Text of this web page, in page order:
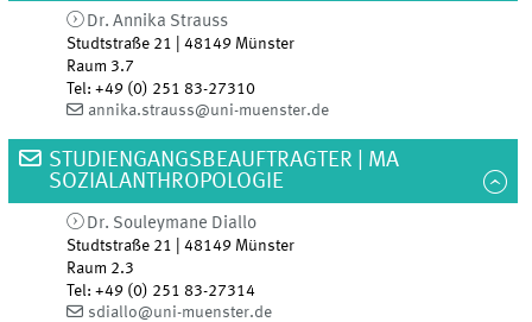
Dr. Annika Strauss
Studtstraße 21 | 48149 Münster
Raum 3.7
Tel:+49 (0) 251 83-27310
annika.strauss@uni-muenster.de
STUDIENGANGSBEAUFTRAGTER | MA
SOZIALANTHROPOLOGIE
Dr. Souleymane Diallo
Studtstraße 21 | 48149 Münster
Raum 2.3
Tel:+49 (0) 251 83-27314
sdiallo@uni-muenster.de